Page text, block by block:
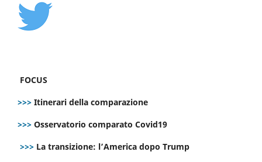
FOCUS
>>> Itinerari della comparazione
>>> Osservatorio comparato Covid19
>>> La transizione: l’America dopo Trump